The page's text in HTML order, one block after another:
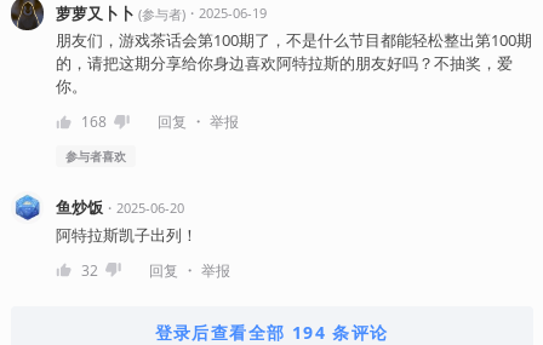
萝萝又卜卜 (参与者)・ 2025-06-19
朋友们，游戏茶话会第100期了，不是什么节目都能轻松整出第100期
的，请把这期分享给你身边喜欢阿特拉斯的朋友好吗？不抽奖，爱
你。
168 回复 ・ 举报
参与者喜欢
鱼炒饭 ・ 2025-06-20
阿特拉斯凯子出列！
32 回复 ・ 举报
登录后查看全部 194 条评论